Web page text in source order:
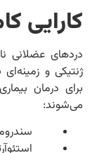
کارایی
دردهای عضلانی
ژنتیکی و زمینه‌ای
برای درمان
می‌شوند:
سندروم